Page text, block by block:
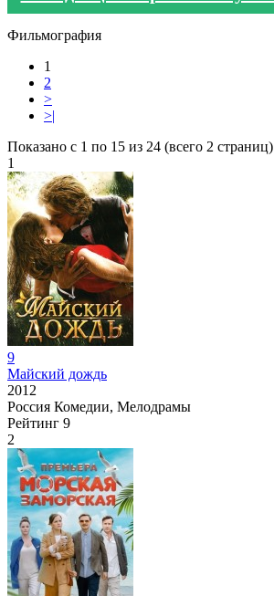
Фильмография
1
2
>
>|
Показано с 1 по 15 из 24 (всего 2 страниц)
1
9
Майский дождь
2012
Россия Комедии, Мелодрамы
Рейтинг 9
2